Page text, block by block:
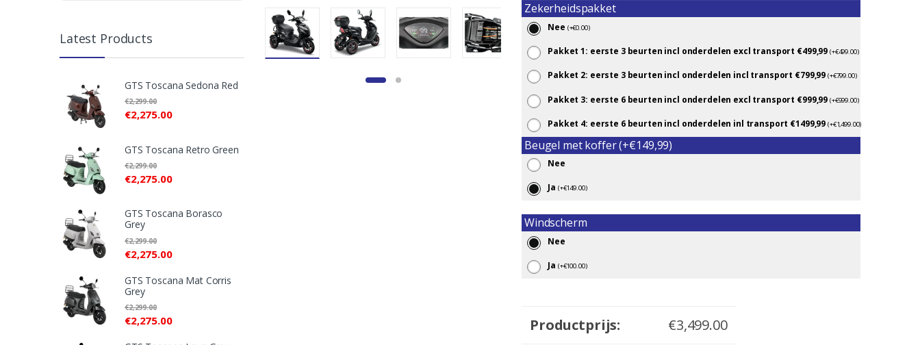
Zekerheidspakket
Nee (+€0.00)
Pakket 1: eerste 3 beurten incl onderdelen excl transport €499,99 (+€499.00)
Pakket 2: eerste 3 beurten incl onderdelen incl transport €799,99 (+€799.00)
Pakket 3: eerste 6 beurten incl onderdelen excl transport €999,99 (+€999.00)
Pakket 4: eerste 6 beurten incl onderdelen inl transport €1499,99 (+€1,499.00)
Beugel met koffer (+€149,99)
Nee
Ja (+€149.00)
Windscherm
Nee
Ja (+€100.00)
Productprijs: €3,499.00
Latest Products
GTS Toscana Sedona Red
€2,275.00
€2,299.00
GTS Toscana Retro Green
€2,275.00
€2,299.00
GTS Toscana Borasco
Grey
€2,275.00
€2,299.00
GTS Toscana Mat Corris
Grey
€2,275.00
€2,299.00